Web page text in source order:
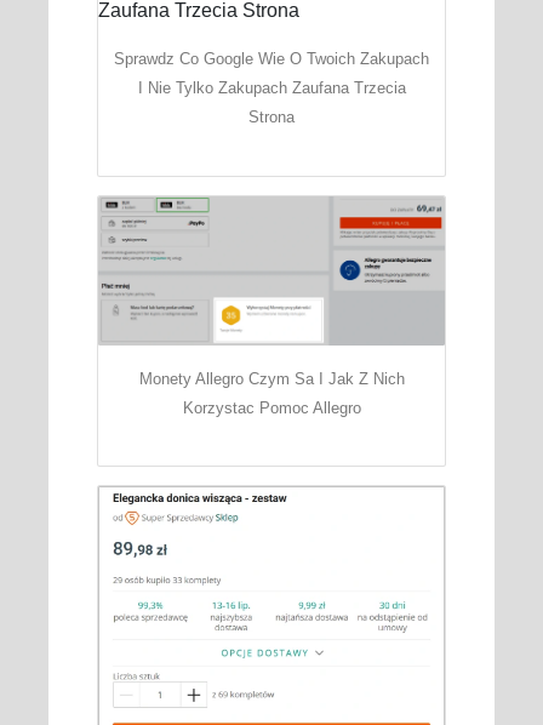
Sprawdz Co Google Wie O Twoich Zakupach
I Nie Tylko Zakupach Zaufana Trzecia
Strona
Monety Allegro Czym Sa I Jak Z Nich
Korzystac Pomoc Allegro